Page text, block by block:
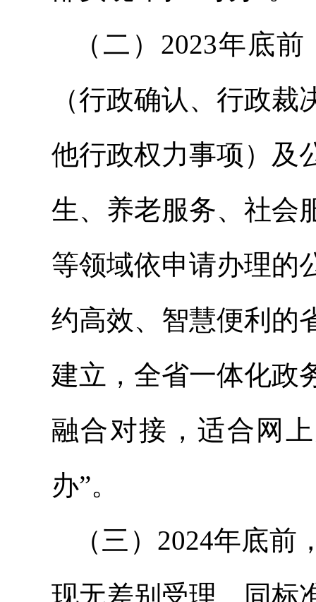
（二）2023年底
（行政确认、行政
他行政权力事项）及
生、养老服务、社会
等领域依申请办理的
约高效、智慧便利的
建立，全省一体化政
融合对接，适合网
办”。
（三）2024年底
现无差别受理、同标